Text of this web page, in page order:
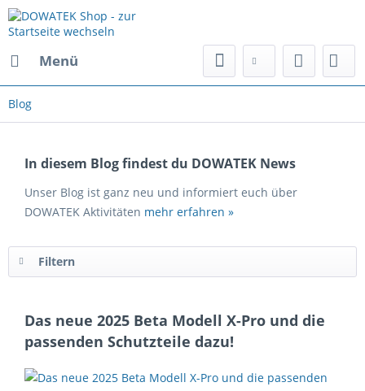
Menü
Blog
In diesem Blog findest du DOWATEK News
Unser Blog ist ganz neu und informiert euch über
DOWATEK Aktivitäten mehr erfahren »
Filtern
Das neue 2025 Beta Modell X-Pro und die
passenden Schutzteile dazu!